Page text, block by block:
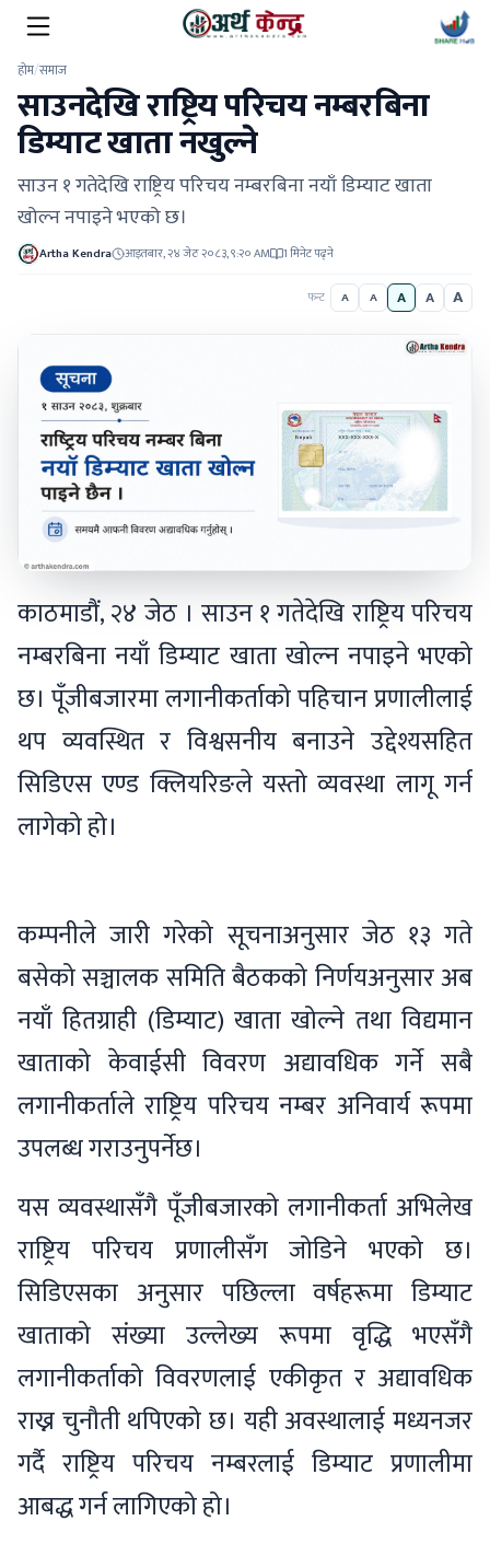
होम/समाज
साउनदेखि राष्ट्रिय परिचय नम्बरबिना
डिम्याट खाता नखुल्ने
साउन १ गतेदेखि राष्ट्रिय परिचय नम्बरबिना नयाँ डिम्याट खाता
खोल्न नपाइने भएको छ।
Artha Kendra आइतबार, २४ जेठ २०८३, ९:२० AM 1 मिनेट पढ्ने
फन्ट A A A A A
काठमाडौं, २४ जेठ । साउन १ गतेदेखि राष्ट्रिय परिचय
नम्बरबिना नयाँ डिम्याट खाता खोल्न नपाइने भएको
छ। पूँजीबजारमा लगानीकर्ताको पहिचान प्रणालीलाई
थप व्यवस्थित र विश्वसनीय बनाउने उद्देश्यसहित
सिडिएस एण्ड क्लियरिङले यस्तो व्यवस्था लागू गर्न
लागेको हो।
कम्पनीले जारी गरेको सूचनाअनुसार जेठ १३ गते
बसेको सञ्चालक समिति बैठकको निर्णयअनुसार अब
नयाँ हितग्राही (डिम्याट) खाता खोल्ने तथा विद्यमान
खाताको केवाईसी विवरण अद्यावधिक गर्ने सबै
लगानीकर्ताले राष्ट्रिय परिचय नम्बर अनिवार्य रूपमा
उपलब्ध गराउनुपर्नेछ।
यस व्यवस्थासँगै पूँजीबजारको लगानीकर्ता अभिलेख
राष्ट्रिय परिचय प्रणालीसँग जोडिने भएको छ।
सिडिएसका अनुसार पछिल्ला वर्षहरूमा डिम्याट
खाताको संख्या उल्लेख्य रूपमा वृद्धि भएसँगै
लगानीकर्ताको विवरणलाई एकीकृत र अद्यावधिक
राख्न चुनौती थपिएको छ। यही अवस्थालाई मध्यनजर
गर्दै राष्ट्रिय परिचय नम्बरलाई डिम्याट प्रणालीमा
आबद्ध गर्न लागिएको हो।